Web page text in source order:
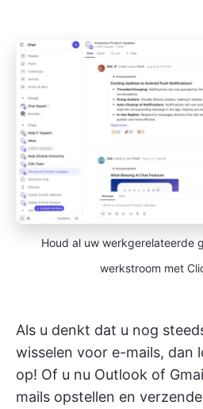
Houd al uw werkgerelateerde
werkstroom met
Als u denkt dat u nog
wisselen voor e-mails, dan
op! Of u nu Outlook of
mails opstellen en